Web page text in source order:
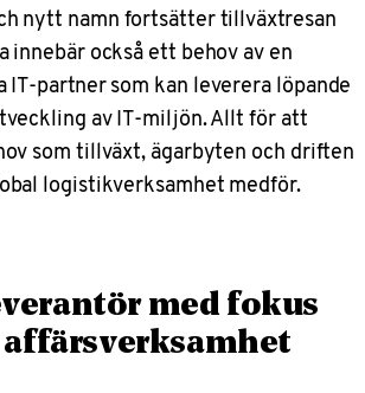
nytt namn fortsätter tillväxtresan
innebär också ett behov av en
IT-partner som kan leverera löpande
av IT-miljön. Allt för att
som tillväxt, ägarbyten och driften
logistikverksamhet medför.
med fokus